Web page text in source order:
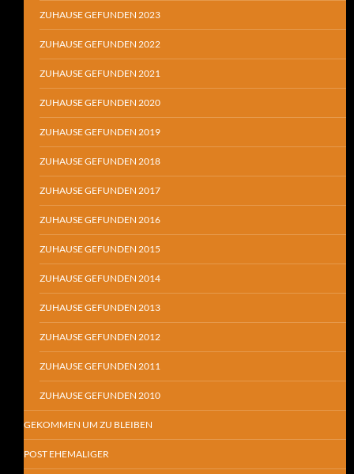
ZUHAUSE GEFUNDEN 2023
ZUHAUSE GEFUNDEN 2022
ZUHAUSE GEFUNDEN 2021
ZUHAUSE GEFUNDEN 2020
ZUHAUSE GEFUNDEN 2019
ZUHAUSE GEFUNDEN 2018
ZUHAUSE GEFUNDEN 2017
ZUHAUSE GEFUNDEN 2016
ZUHAUSE GEFUNDEN 2015
ZUHAUSE GEFUNDEN 2014
ZUHAUSE GEFUNDEN 2013
ZUHAUSE GEFUNDEN 2012
ZUHAUSE GEFUNDEN 2011
ZUHAUSE GEFUNDEN 2010
GEKOMMEN UM ZU BLEIBEN
POST EHEMALIGER